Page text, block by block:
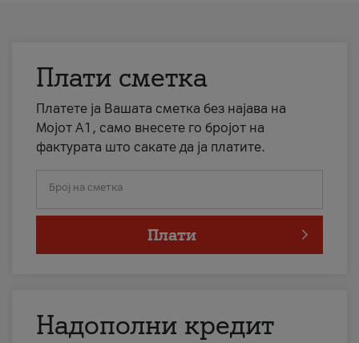
Плати сметка
Платете ја Вашата сметка без најава на
Мојот А1, само внесете го бројот на
фактурата што сакате да ја платите.
Број на сметка
Плати
Надополни кредит